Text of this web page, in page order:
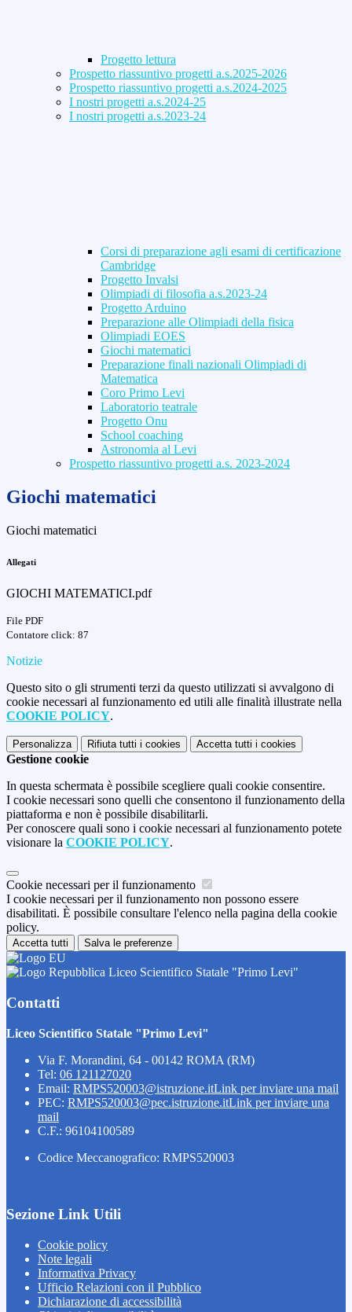
Progetto lettura
Prospetto riassuntivo progetti a.s.2025-2026
Prospetto riassuntivo progetti a.s.2024-2025
I nostri progetti a.s.2024-25
I nostri progetti a.s.2023-24
Corsi di preparazione agli esami di certificazione
Cambridge
Progetto Invalsi
Olimpiadi di filosofia a.s.2023-24
Progetto Arduino
Preparazione alle Olimpiadi della fisica
Olimpiadi EOES
Giochi matematici
Preparazione finali nazionali Olimpiadi di
Matematica
Coro Primo Levi
Laboratorio teatrale
Progetto Onu
School coaching
Astronomia al Levi
Prospetto riassuntivo progetti a.s. 2023-2024
Giochi matematici
Giochi matematici
Allegati
GIOCHI MATEMATICI.pdf
File PDF
Contatore click: 87
Notizie
Questo sito o gli strumenti terzi da questo utilizzati si avvalgono di
cookie necessari al funzionamento ed utili alle finalità illustrate nella
COOKIE POLICY.
Personalizza Rifiuta tutti i cookies Accetta tutti i cookies
Gestione cookie
In questa schermata è possibile scegliere quali cookie consentire.
I cookie necessari sono quelli che consentono il funzionamento della
piattaforma e non è possibile disabilitarli.
Per conoscere quali sono i cookie necessari al funzionamento potete
visionare la COOKIE POLICY.
Cookie necessari per il funzionamento
I cookie necessari per il funzionamento non possono essere
disabilitati. È possibile consultare l'elenco nella pagina della cookie
policy.
Accetta tutti Salva le preferenze
Liceo Scientifico Statale "Primo Levi"
Contatti
Liceo Scientifico Statale "Primo Levi"
Via F. Morandini, 64 - 00142 ROMA (RM)
Tel: 06 121127020
Email: RMPS520003@istruzione.itLink per inviare una mail
PEC: RMPS520003@pec.istruzione.itLink per inviare una
mail
C.F.: 96104100589
Codice Meccanografico: RMPS520003
Sezione Link Utili
Cookie policy
Note legali
Informativa Privacy
Ufficio Relazioni con il Pubblico
Dichiarazione di accessibilità